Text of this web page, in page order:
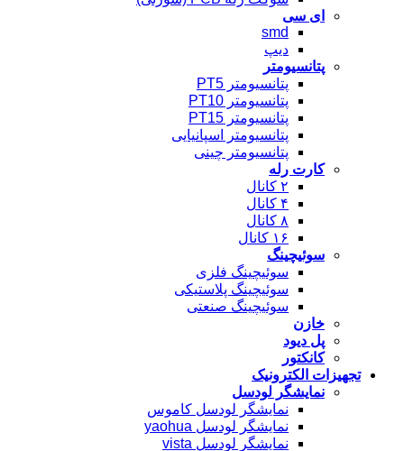
ای سی
smd
دیپ
پتانسیومتر
پتانسیومتر PT5
پتانسیومتر PT10
پتانسیومتر PT15
پتانسیومتر اسپانیایی
پتانسیومتر چینی
کارت رله
۲ کانال
۴ کانال
۸ کانال
۱۶ کانال
سوئیچینگ
سوئیچینگ فلزی
سوئیچینگ پلاستیکی
سوئیچینگ صنعتی
خازن
پل دیود
کانکتور
تجهیزات الکترونیک
نمایشگر لودسل
نمایشگر لودسل کاموس
نمایشگر لودسل yaohua
نمایشگر لودسل vista